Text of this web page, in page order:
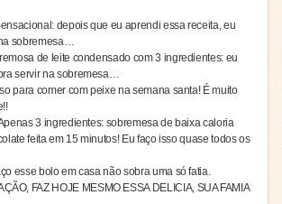
depois que eu aprendi essa receita, eu
sobremesa…
de leite condensado com 3 ingredientes: eu
servir na sobremesa…
para comer com peixe na semana santa! É muito
3 ingredientes: sobremesa de baixa caloria
feita em 15 minutos! Eu faço isso quase todos os
esse bolo em casa não sobra uma só fatia.
FAZ HOJE MESMO ESSA DELICIA, SUA FAMIA